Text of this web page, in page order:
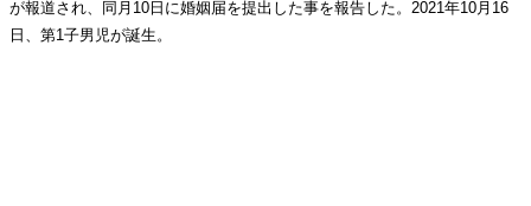
が報道され、同月10日に婚姻届を提出した事を報告した。2021年10月16
日、第1子男児が誕生。